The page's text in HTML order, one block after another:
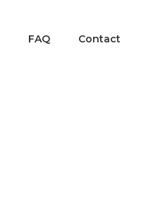
FAQ Contact